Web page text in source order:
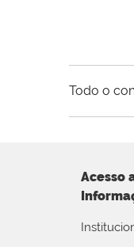
Todo o
Acesso